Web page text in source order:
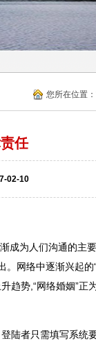
您所在位置：
任
02-10
成为人们沟通的主
网络中逐渐兴起的
趋势,“网络婚姻”正
陆者只需填写系统